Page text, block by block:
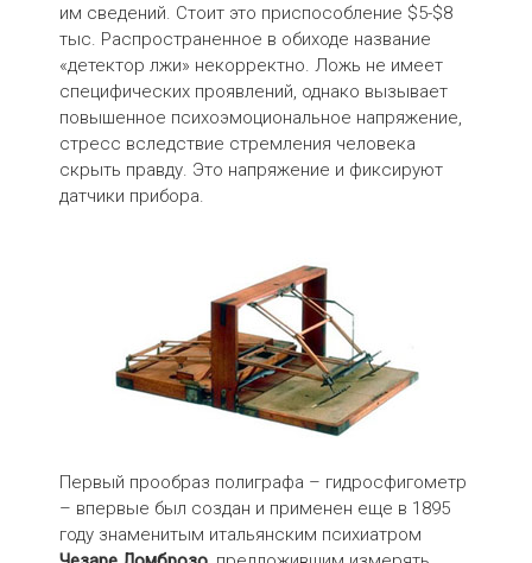
им сведений. Стоит это приспособление $5-$8
тыс. Распространенное в обиходе название
«детектор лжи» некорректно. Ложь не имеет
специфических проявлений, однако вызывает
повышенное психоэмоциональное напряжение,
стресс вследствие стремления человека
скрыть правду. Это напряжение и фиксируют
датчики прибора.
Первый прообраз полиграфа – гидросфигометр
– впервые был создан и применен еще в 1895
году знаменитым итальянским психиатром